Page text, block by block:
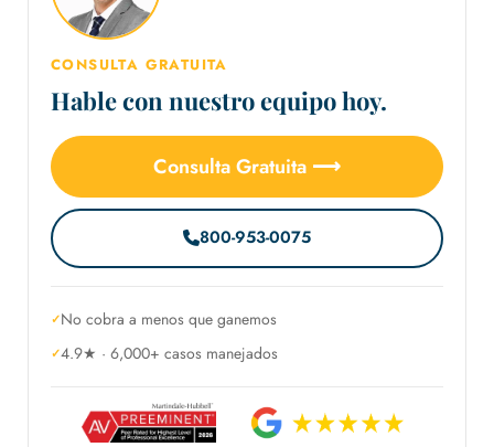
CONSULTA GRATUITA
Hable con nuestro equipo hoy.
Consulta Gratuita ⟶
800-953-0075
No cobra a menos que ganemos
4.9★ · 6,000+ casos manejados